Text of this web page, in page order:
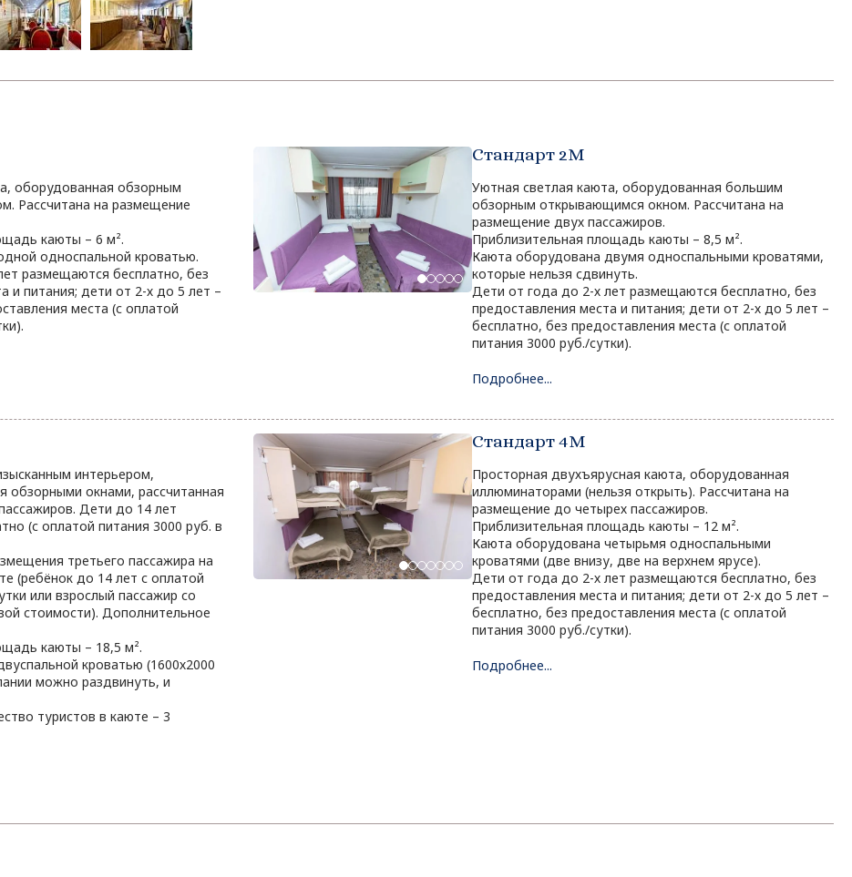
оборудованная обзорным
Рассчитана на размещение
каюты – 6 м².
односпальной кроватью.
размещаются бесплатно, без
и питания; дети от 2-х до 5 лет –
места (с оплатой
Стандарт 2M
Уютная светлая каюта, оборудованная большим
обзорным открывающимся окном. Рассчитана на
размещение двух пассажиров.
Приблизительная площадь каюты – 8,5 м².
Каюта оборудована двумя односпальными кроватями,
которые нельзя сдвинуть.
Дети от года до 2-х лет размещаются бесплатно, без
предоставления места и питания; дети от 2-х до 5 лет –
бесплатно, без предоставления места (с оплатой
питания 3000 руб./сутки).
Подробнее...
интерьером,
обзорными окнами, рассчитанная
Дети до 14 лет
(с оплатой питания 3000 руб. в
третьего пассажира на
(ребёнок до 14 лет с оплатой
или взрослый пассажир со
стоимости). Дополнительное
каюты – 18,5 м².
кроватью (1600х2000
можно раздвинуть, и
туристов в каюте – 3
Стандарт 4M
Просторная двухъярусная каюта, оборудованная
иллюминаторами (нельзя открыть). Рассчитана на
размещение до четырех пассажиров.
Приблизительная площадь каюты – 12 м².
Каюта оборудована четырьмя односпальными
кроватями (две внизу, две на верхнем ярусе).
Дети от года до 2-х лет размещаются бесплатно, без
предоставления места и питания; дети от 2-х до 5 лет –
бесплатно, без предоставления места (с оплатой
питания 3000 руб./сутки).
Подробнее...